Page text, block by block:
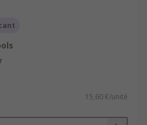
15,60 €/unité